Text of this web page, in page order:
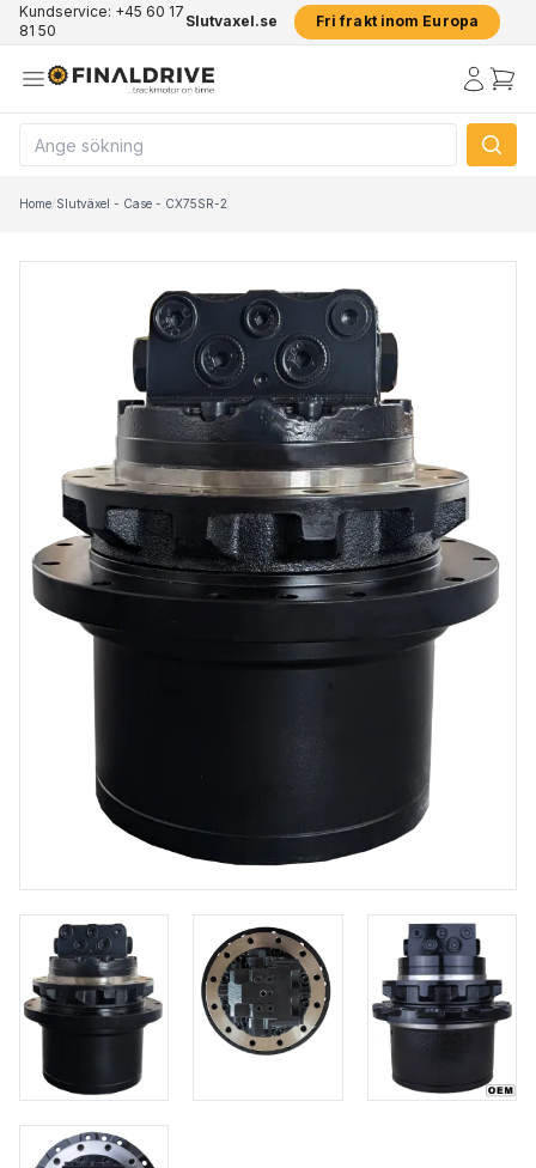
Kundservice: +45 60 17
81 50
Slutvaxel.se Fri frakt inom Europa
Home/Slutväxel - Case - CX75SR-2